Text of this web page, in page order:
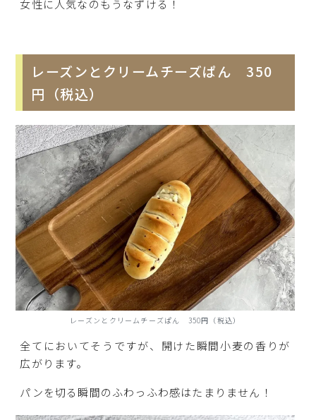
女性に人気なのもうなずける！
レーズンとクリームチーズぱん 350
円（税込）
レーズンとクリームチーズぱん 350円（税込）
全てにおいてそうですが、開けた瞬間小麦の香りが
広がります。
パンを切る瞬間のふわっふわ感はたまりません！